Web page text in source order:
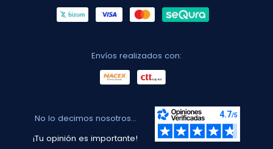
Envíos realizados con:
No lo decimos nosotros...
¡Tu opinión es importante!